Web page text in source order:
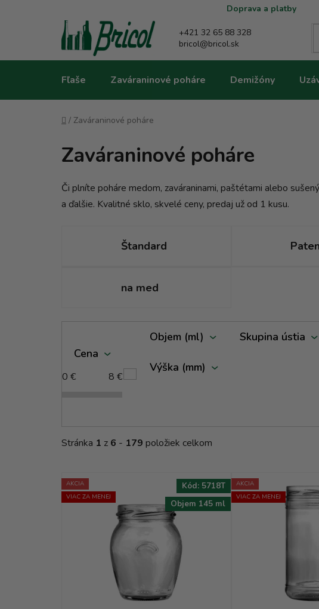
Doprava a platby
+421 32 65 88 328
bricol@bricol.sk
Fľaše Zaváraninové poháre Demižóny
Domov
/ Zaváraninové poháre
Zaváraninové poháre
Či plníte poháre medom, zaváraninami, paštétami alebo
a ďalšie. Kvalitné sklo, skvelé ceny, predaj už od 1 kusu.
Štandard
na med
Stránka 1 z 6 - 179 položiek celkom
Cena
0 € 8 €
Objem (ml) Skupina ústia
Výška (mm)
i
o
d
k
t
AKCIA
VIAC ZA MENEJ
Objem 145 ml
Kód: 5718T
AKCIA
VIAC ZA MENEJ